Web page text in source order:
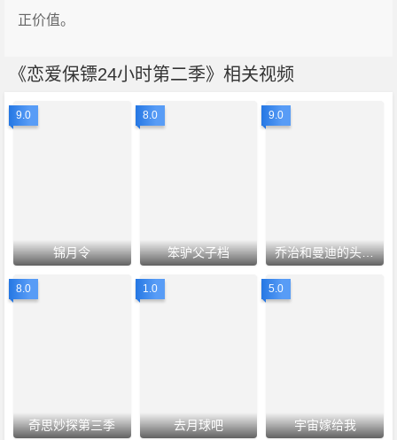
正价值。
《恋爱保镖24小时第二季》相关视频
9.0
锦月令
8.0
笨驴父子档
9.0
乔治和曼迪的头婚生活第二季
8.0
奇思妙探第三季
1.0
去月球吧
5.0
宇宙嫁给我